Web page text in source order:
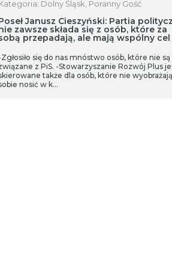
Dolny Śląsk, Poranny Gość
Janusz Cieszyński: Partia
zawsze składa się z osób, które za
przepadają, ale mają wspólny cel
Zgłosiło się do nas mnóstwo osób, które nie są
z PiS. -Stowarzyszanie Rozwój Plus
także dla osób, które nie wyobrażają
nosić w k…